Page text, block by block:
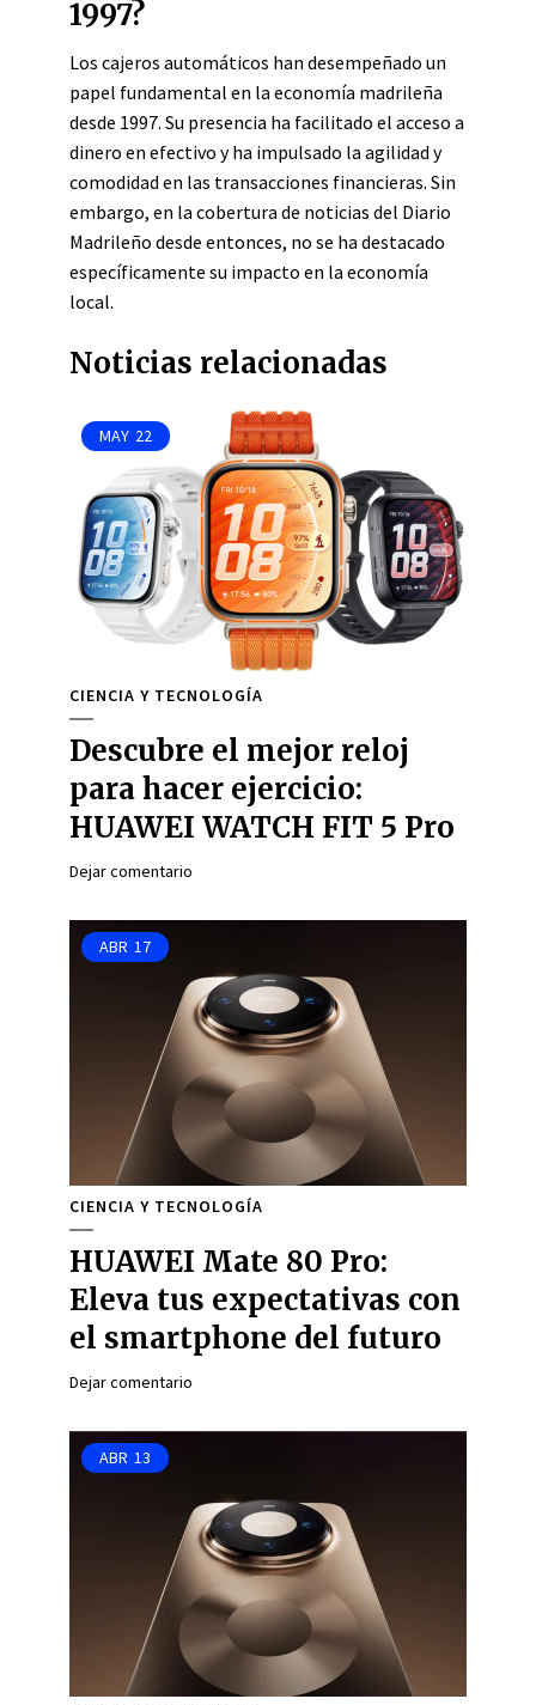
1997?
Los cajeros automáticos han desempeñado un
papel fundamental en la economía madrileña
desde 1997. Su presencia ha facilitado el acceso a
dinero en efectivo y ha impulsado la agilidad y
comodidad en las transacciones financieras. Sin
embargo, en la cobertura de noticias del Diario
Madrileño desde entonces, no se ha destacado
específicamente su impacto en la economía
local.
Noticias relacionadas
MAY 22
CIENCIA Y TECNOLOGÍA
Descubre el mejor reloj
para hacer ejercicio:
HUAWEI WATCH FIT 5 Pro
Dejar comentario
ABR 17
CIENCIA Y TECNOLOGÍA
HUAWEI Mate 80 Pro:
Eleva tus expectativas con
el smartphone del futuro
Dejar comentario
ABR 13